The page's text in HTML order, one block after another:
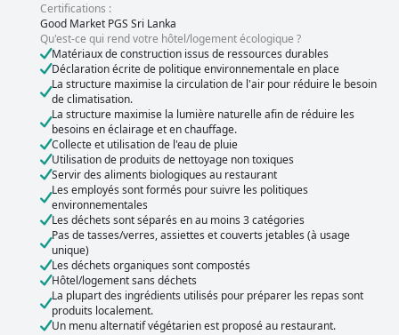
Certifications :
Good Market PGS Sri Lanka
Qu'est-ce qui rend votre hôtel/logement écologique ?
Matériaux de construction issus de ressources durables
Déclaration écrite de politique environnementale en place
La structure maximise la circulation de l'air pour réduire le besoin
de climatisation.
La structure maximise la lumière naturelle afin de réduire les
besoins en éclairage et en chauffage.
Collecte et utilisation de l'eau de pluie
Utilisation de produits de nettoyage non toxiques
Servir des aliments biologiques au restaurant
Les employés sont formés pour suivre les politiques
environnementales
Les déchets sont séparés en au moins 3 catégories
Pas de tasses/verres, assiettes et couverts jetables (à usage
unique)
Les déchets organiques sont compostés
Hôtel/logement sans déchets
La plupart des ingrédients utilisés pour préparer les repas sont
produits localement.
Un menu alternatif végétarien est proposé au restaurant.